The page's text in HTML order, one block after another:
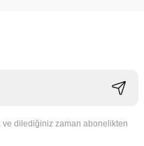
erkek
ve dilediğiniz zaman abonelikten